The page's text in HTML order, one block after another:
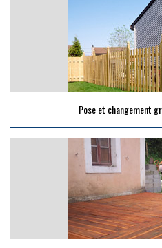
Pose et changement